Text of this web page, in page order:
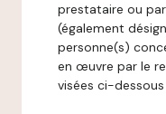
prestataire ou
(également
personne(s)
en œuvre par le
visées ci-